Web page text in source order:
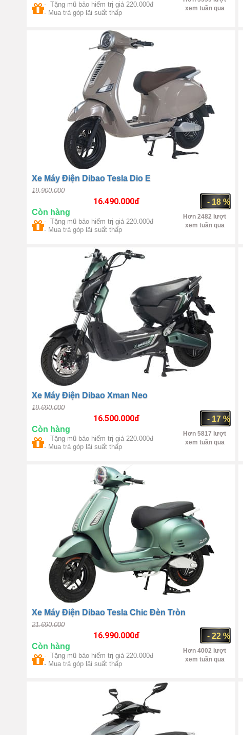
- Tặng mũ bảo hiểm trị giá 220.000đ
- Mua trả góp lãi suất thấp
xem tuần qua
Xe Máy Điện Dibao Tesla Dio E
19.900.000
- 18 %
16.490.000đ
Còn hàng
- Tặng mũ bảo hiểm trị giá 220.000đ
- Mua trả góp lãi suất thấp
Hơn 2482 lượt
xem tuần qua
Xe Máy Điện Dibao Xman Neo
19.690.000
- 17 %
16.500.000đ
Còn hàng
- Tặng mũ bảo hiểm trị giá 220.000đ
- Mua trả góp lãi suất thấp
Hơn 5817 lượt
xem tuần qua
Xe Máy Điện Dibao Tesla Chic Đèn Tròn
21.690.000
- 22 %
16.990.000đ
Còn hàng
- Tặng mũ bảo hiểm trị giá 220.000đ
- Mua trả góp lãi suất thấp
Hơn 4002 lượt
xem tuần qua